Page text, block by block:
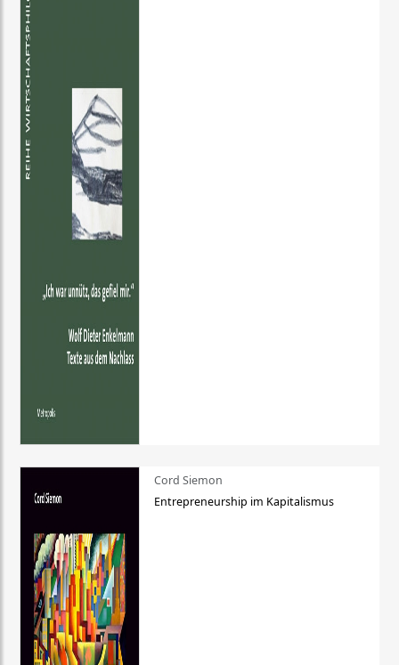
Cord Siemon
Entrepreneurship im Kapitalismus